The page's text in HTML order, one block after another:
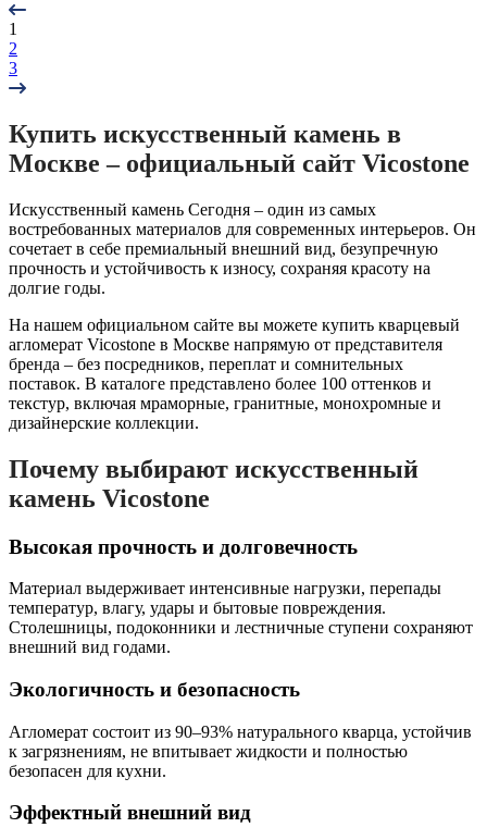
1
2
3
Купить искусственный камень в
Москве – официальный сайт Vicostone
Искусственный камень Сегодня – один из самых
востребованных материалов для современных интерьеров. Он
сочетает в себе премиальный внешний вид, безупречную
прочность и устойчивость к износу, сохраняя красоту на
долгие годы.
На нашем официальном сайте вы можете купить кварцевый
агломерат Vicostone в Москве напрямую от представителя
бренда – без посредников, переплат и сомнительных
поставок. В каталоге представлено более 100 оттенков и
текстур, включая мраморные, гранитные, монохромные и
дизайнерские коллекции.
Почему выбирают искусственный
камень Vicostone
Высокая прочность и долговечность
Материал выдерживает интенсивные нагрузки, перепады
температур, влагу, удары и бытовые повреждения.
Столешницы, подоконники и лестничные ступени сохраняют
внешний вид годами.
Экологичность и безопасность
Агломерат состоит из 90–93% натурального кварца, устойчив
к загрязнениям, не впитывает жидкости и полностью
безопасен для кухни.
Эффектный внешний вид